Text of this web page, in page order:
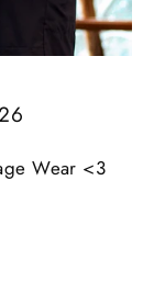
Wear <3